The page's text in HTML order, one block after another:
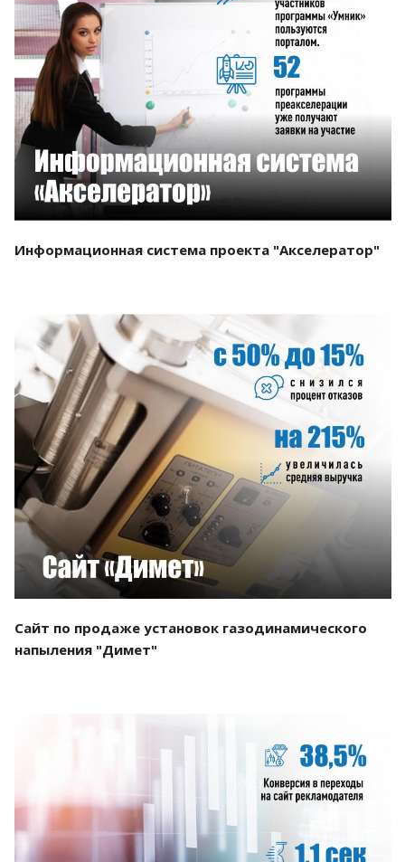
Смотреть проект
Информационная система проекта "Акселератор"
Смотреть проект
Сайт по продаже установок газодинамического
напыления "Димет"